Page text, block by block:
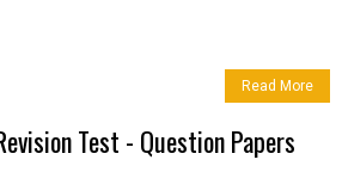
Read More
Test - Question Papers